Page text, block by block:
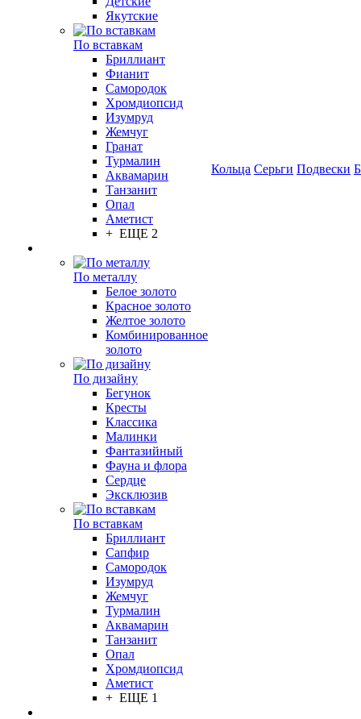
Якутские
По вставкам
Бриллиант
Фианит
Самородок
Хромдиопсид
Изумруд
Жемчуг
Гранат
Турмалин
Аквамарин
Танзанит
Опал
Аметист
+ ЕЩЕ 2
По металлу
Белое золото
Красное золото
Желтое золото
Комбинированное
золото
По дизайну
Бегунок
Кресты
Классика
Малинки
Фантазийный
Фауна и флора
Сердце
Эксклюзив
По вставкам
Бриллиант
Сапфир
Самородок
Изумруд
Жемчуг
Турмалин
Аквамарин
Танзанит
Опал
Хромдиопсид
Аметист
+ ЕЩЕ 1
Кольца Серьги Подвески